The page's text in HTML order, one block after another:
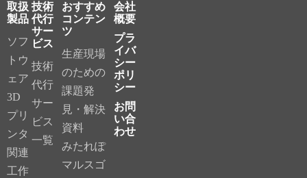
取扱
製品
ソフ
トウ
ェア
3D
プリ
ンタ
関連
工作
技術
代行
サー
ビス
技術
代行
サー
ビス
一覧
おすすめ
コンテン
ツ
生産現場
のための
課題発
見・解決
資料
みたれぽ
マルスゴ
会社
概要
プラ
イバ
シー
ポリ
シー
お問
い合
わせ